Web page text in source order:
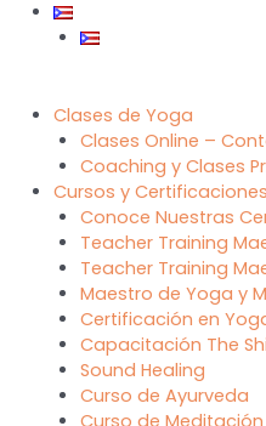
Clases de Yoga
Clases Online –
Coaching y Clases
Cursos y Certificaciones
Conoce Nuestras
Teacher Training
Teacher Training
Maestro de Yoga y
Certificación en
Capacitación The
Sound Healing
Curso de Ayurveda
Curso de Meditación